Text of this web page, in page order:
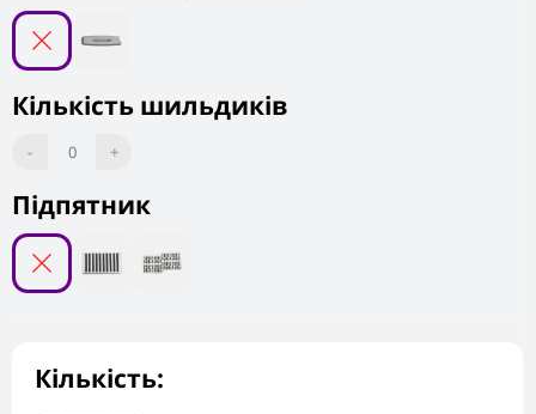
Підпятник
Кількість шильдиків
- 0 +
Кількість: